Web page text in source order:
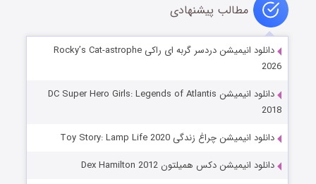
مطالب پیشنهادی
دانلود انیمیشن دردسر گربه ای راکی Rocky’s Cat-astrophe
2026
دانلود انیمیشن DC Super Hero Girls: Legends of Atlantis
2018
دانلود انیمیشن چراغ زندگی Toy Story: Lamp Life 2020
دانلود انیمیشن دکس همیلتون Dex Hamilton 2012